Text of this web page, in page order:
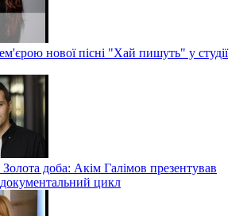
нової пісні "Хай пишуть" у студії
Золота доба: Акім Галімов презентував
цикл